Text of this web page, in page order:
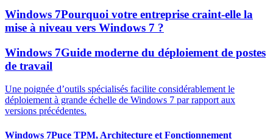
Windows 7Pourquoi votre entreprise craint-elle la
mise à niveau vers Windows 7 ?
Windows 7Guide moderne du déploiement de postes
de travail
Une poignée d’outils spécialisés facilite considérablement le
déploiement à grande échelle de Windows 7 par rapport aux
versions précédentes.
Windows 7Puce TPM, Architecture et Fonctionnement